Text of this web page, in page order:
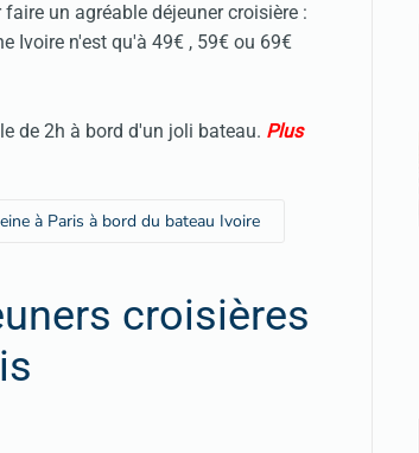
un agréable déjeuner croisière :
Ivoire n'est qu'à 49€ , 59€ ou 69€
de 2h à bord d'un joli bateau. Plus
à Paris à bord du bateau Ivoire
croisières